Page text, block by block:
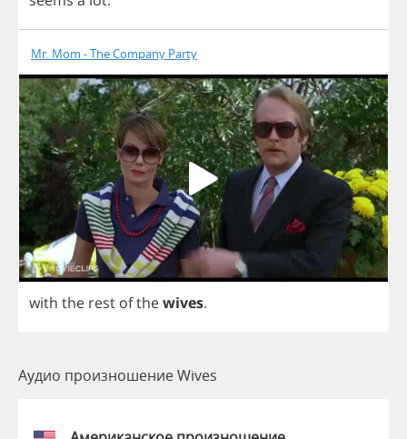
Mr. Mom - The Company Party
with the rest ofthewives.
Аудио произношение Wives